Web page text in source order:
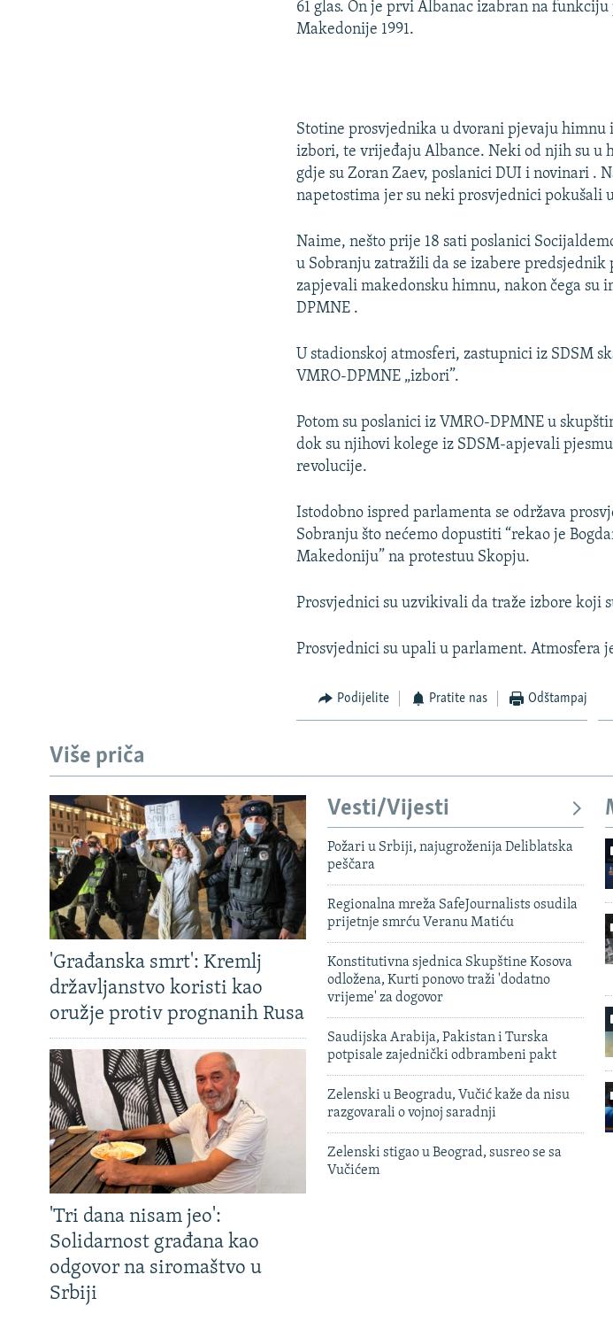
61 glas. On je prvi Albanac izabran na
Makedonije 1991.
Stotine prosvjednika u dvorani pjevaju
izbori, te vrijeđaju Albance. Neki od njih su u
gdje su Zoran Zaev, poslanici DUI i novinari .
napetostima jer su neki prosvjednici pokušali
Naime, nešto prije 18 sati poslanici
u Sobranju zatražili da se izabere
zapjevali makedonsku himnu, nakon čega su
DPMNE .
U stadionskoj atmosferi, zastupnici iz SDSM
VMRO-DPMNE „izbori”.
Potom su poslanici iz VMRO-DPMNE u
dok su njihovi kolege iz SDSM-apjevali
revolucije.
Istodobno ispred parlamenta se održava
Sobranju što nećemo dopustiti “rekao je
Makedoniju” na protestuu Skopju.
Prosvjednici su uzvikivali da traže izbore koji
Prosvjednici su upali u parlament. Atmosfera
Podijelite Pratite nas Odštampaj
Više priča
'Građanska smrt': Kremlj
državljanstvo koristi kao
oružje protiv prognanih Rusa
'Tri dana nisam jeo':
Solidarnost građana kao
odgovor na siromaštvo u
Srbiji
Vesti/Vijesti
Požari u Srbiji, najugroženija Deliblatska
peščara
Regionalna mreža SafeJournalists osudila
prijetnje smrću Veranu Matiću
Konstitutivna sjednica Skupštine Kosova
odložena, Kurti ponovo traži 'dodatno
vrijeme' za dogovor
Saudijska Arabija, Pakistan i Turska
potpisale zajednički odbrambeni pakt
Zelenski u Beogradu, Vučić kaže da nisu
razgovarali o vojnoj saradnji
Zelenski stigao u Beograd, susreo se sa
Vučićem